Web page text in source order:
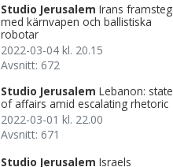
Studio Jerusalem Irans framsteg
med kärnvapen och ballistiska
robotar
2022-03-04 kl. 20.15
Avsnitt: 672
Studio Jerusalem Lebanon: state
of affairs amid escalating rhetoric
2022-03-01 kl. 22.00
Avsnitt: 671
Studio Jerusalem Israels